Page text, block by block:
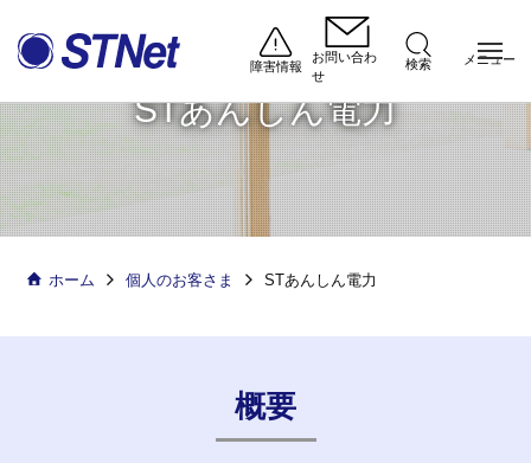
障害情報
お問い合わ
せ
検索 メニュー
STあんしん電力
ホーム 個人のお客さま STあんしん電力
概要